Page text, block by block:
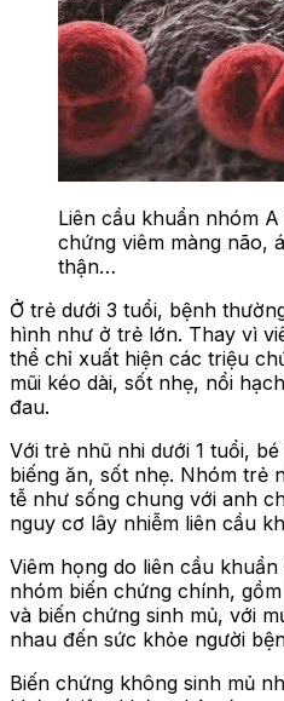
Liên cầu khuẩn nhóm A
chứng viêm màng não,
thận…
Ở trẻ dưới 3 tuổi, bệnh
hình như ở trẻ lớn. Thay vì
thể chỉ xuất hiện các triệu
mũi kéo dài, sốt nhẹ, nổi
đau.
Với trẻ nhũ nhi dưới 1 tuổi, bé
biếng ăn, sốt nhẹ. Nhóm trẻ
tễ như sống chung với anh
nguy cơ lây nhiễm liên cầu
Viêm họng do liên cầu khuẩn
nhóm biến chứng chính,
và biến chứng sinh mủ, với
nhau đến sức khỏe người
Biến chứng không sinh mủ